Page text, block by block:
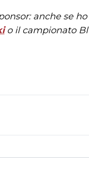
anche se
o il campionato